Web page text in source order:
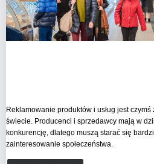
Reklamowanie produktów i usług jest czymś
świecie. Producenci i sprzedawcy mają w
konkurencję, dlatego muszą starać się
zainteresowanie społeczeństwa.